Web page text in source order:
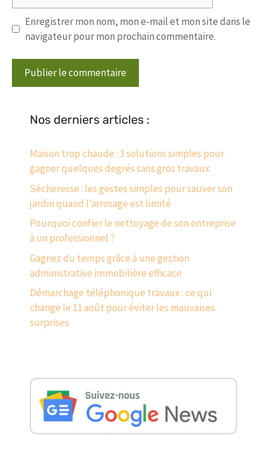
Enregistrer mon nom, mon e-mail et mon site dans le
navigateur pour mon prochain commentaire.
Nos derniers articles :
Maison trop chaude : 3 solutions simples pour
gagner quelques degrés sans gros travaux
Sécheresse : les gestes simples pour sauver son
jardin quand l’arrosage est limité
Pourquoi confier le nettoyage de son entreprise
à un professionnel ?
Gagnez du temps grâce à une gestion
administrative immobilière efficace
Démarchage téléphonique travaux : ce qui
change le 11 août pour éviter les mauvaises
surprises